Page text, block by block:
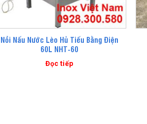
Nồi Nấu Nước Lèo Hủ Tiếu Bằng Điện
60L NHT-60
Đọc tiếp